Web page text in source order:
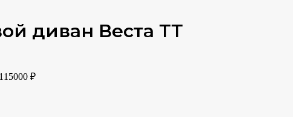
диван Веста ТТ
115000 ₽